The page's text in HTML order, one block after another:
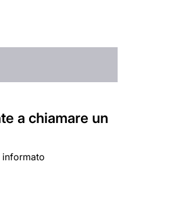
a chiamare un
informato